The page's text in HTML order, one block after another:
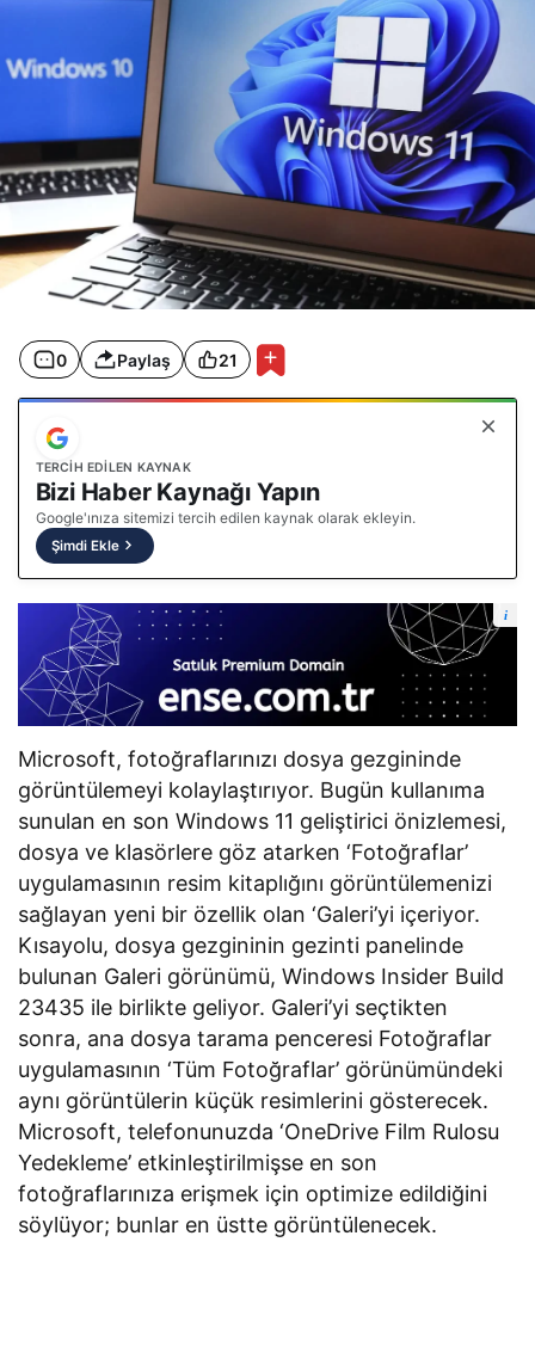
0 Paylaş 21
TERCIH EDILEN KAYNAK
Bizi Haber Kaynağı Yapın
Google'ınıza sitemizi tercih edilen kaynak olarak ekleyin.
Şimdi Ekle
i
Microsoft, fotoğraflarınızı dosya gezgininde
görüntülemeyi kolaylaştırıyor. Bugün kullanıma
sunulan en son Windows 11 geliştirici önizlemesi,
dosya ve klasörlere göz atarken ‘Fotoğraflar’
uygulamasının resim kitaplığını görüntülemenizi
sağlayan yeni bir özellik olan ‘Galeri’yi içeriyor.
Kısayolu, dosya gezgininin gezinti panelinde
bulunan Galeri görünümü, Windows Insider Build
23435 ile birlikte geliyor. Galeri’yi seçtikten
sonra, ana dosya tarama penceresi Fotoğraflar
uygulamasının ‘Tüm Fotoğraflar’ görünümündeki
aynı görüntülerin küçük resimlerini gösterecek.
Microsoft, telefonunuzda ‘OneDrive Film Rulosu
Yedekleme’ etkinleştirilmişse en son
fotoğraflarınıza erişmek için optimize edildiğini
söylüyor; bunlar en üstte görüntülenecek.